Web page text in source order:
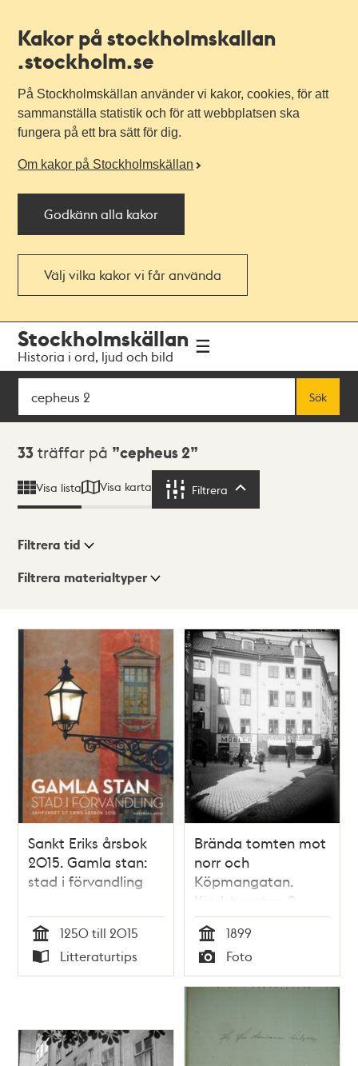
Kakor på stockholmskallan
.stockholm.se
På Stockholmskällan använder vi kakor, cookies, för att
sammanställa statistik och för att webbplatsen ska
fungera på ett bra sätt för dig.
Om kakor på Stockholmskällan
Godkänn alla kakor
Välj vilka kakor vi får använda
navigationen
huvudinnehållet
Stockholmskällan
Historia i ord, ljud och bild
Sök
Sök
Sökresultat
33 träffar på cepheus 2
Visa lista Visa karta Filtrera
Visningsläge
Filtrera tid
Filtrera materialtyper
träffar
Sankt Eriks årsbok
2015. Gamla stan:
stad i förvandling
Tid
1250 till 2015
Typ
Litteraturtips
Brända tomten mot
norr och
Köpmangatan.
Kindstugatan 2
Tid
1899
Typ
Foto